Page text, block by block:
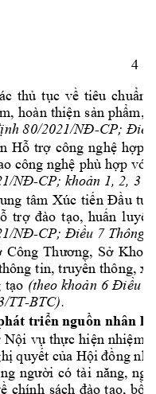
4
thủ tục về tiêu chuẩn,
hoàn thiện sản phẩm,
80/2021/NĐ-CP; Điều
Hỗ trợ công nghệ hợp
công nghệ phù hợp với
NĐ-CP; khoản 1, 2, 3
tâm Xúc tiến Đầu tư,
ỗ trợ đào tạo, huấn
NĐ-CP; Điều 7 Thông
Công Thương, Sở Khoa
tin, truyền thông,
tạo (theo khoản 6 Điều
TT-BTC).
triển nguồn nhân
Nội vụ thực hiện nhiệm
quyết của Hội đồng
người có tài năng,
chính sách đào tạo, bồi